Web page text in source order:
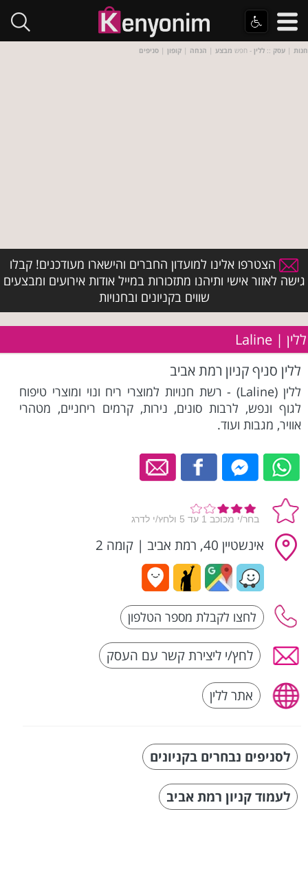
חנות | עסק :: ללין - חפש מבצע | הנחה | קופון | סניפים
הצטרפו אלינו למועדון החברים והישארו מעודכנים! קבלו
גישה לאזור אישי ותיהנו מתזכורות במייל אודות אירועים ומבצעים
שווים בקניונים ובחנויות
ללין | Laline
ללין סניף קניון רמת אביב
ללין (Laline) - רשת חנויות למוצרי ריח ונוי ומוצרי טיפוח
לגוף ונפש, לרבות סונים, נירות, קרמים ריחניים, מטהרי
אוויר, מגבות ועוד.
אינשטיין 40, רמת אביב | קומה 2
לחץ/י ליצירת קשר עם העסק
אתר ללין
לסניפים נבחרים בקניונים
לעמוד קניון רמת אביב